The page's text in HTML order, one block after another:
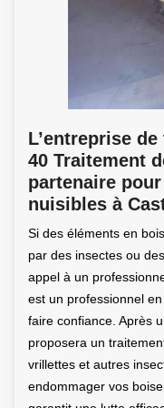
L’entreprise
40 Traitement
partenaire
nuisibles à
Si des éléments en
par des insectes ou
appel à un
est un professionnel
faire confiance. Après
proposera un
vrillettes et autres
endommager vos